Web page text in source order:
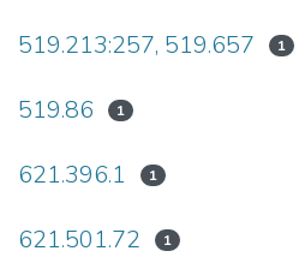
519.213:257, 519.657 1
519.86 1
621.396.1 1
621.501.72 1